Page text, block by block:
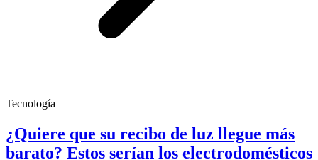
Tecnología
¿Quiere que su recibo de luz llegue más
barato? Estos serían los electrodomésticos